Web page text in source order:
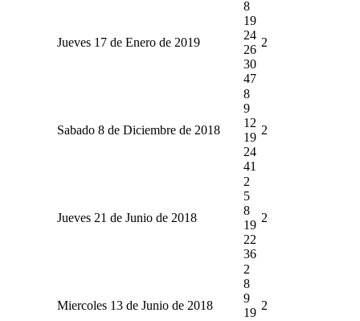
Jueves 17 de Enero de 2019
8
19
24
26
30
47
2
Sabado 8 de Diciembre de 2018
8
9
12
19
24
41
2
Jueves 21 de Junio de 2018
2
5
8
19
22
36
2
Miercoles 13 de Junio de 2018
2
8
9
19
2